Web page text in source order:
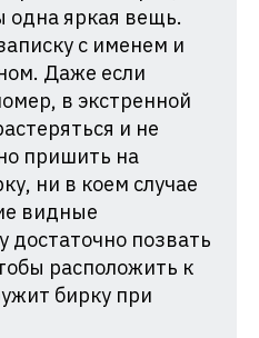
одна яркая вещь.
с именем и
Даже если
в экстренной
и не
пришить на
ни в коем случае
видные
достаточно позвать
расположить к
бирку при